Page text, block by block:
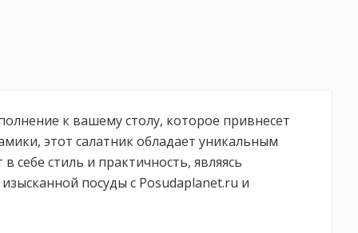
к вашему столу, которое привнесет
этот салатник обладает уникальным
стиль и практичность, являясь
посуды с Posudaplanet.ru и